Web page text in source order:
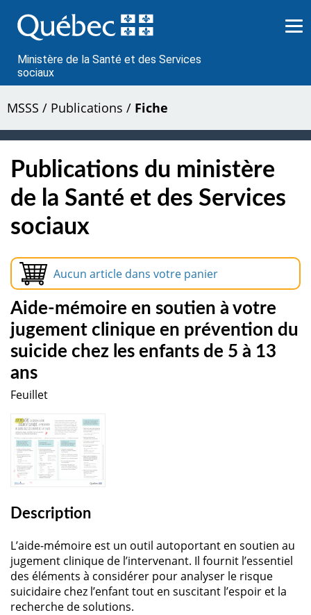
au
contenu
Ministère de la Santé et des Services
sociaux
MSSS / Publications / Fiche
Publications du ministère
de la Santé et des Services
sociaux
Aucun article dans votre panier
Aide-mémoire en soutien à votre
jugement clinique en prévention du
suicide chez les enfants de 5 à 13
ans
Feuillet
Description
L’aide-mémoire est un outil autoportant en soutien au
jugement clinique de l’intervenant. Il fournit l’essentiel
des éléments à considérer pour analyser le risque
suicidaire chez l’enfant tout en suscitant l’espoir et la
recherche de solutions.